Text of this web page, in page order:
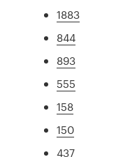
1883
844
893
555
158
150
437